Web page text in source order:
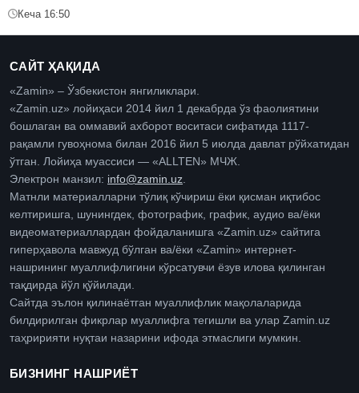
Кеча 16:50
САЙТ ҲАҚИДА
«Zamin» – Ўзбекистон янгиликлари.
«Zamin.uz» лойиҳаси 2014 йил 1 декабрда ўз фаолиятини
бошлаган ва оммавий ахборот воситаси сифатида 1117-
рақамли гувоҳнома билан 2016 йил 5 июлда давлат рўйхатидан
ўтган. Лойиҳа муассиси — «ALLTEN» МЧЖ.
Электрон манзил: info@zamin.uz
Матнли материалларни тўлиқ кўчириш ёки қисман иқтибос
келтиришга, шунингдек, фотографик, график, аудио ва/ёки
видеоматериаллардан фойдаланишга «Zamin.uz» сайтига
гиперҳавола мавжуд бўлган ва/ёки «Zamin» интернет-
нашрининг муаллифлигини кўрсатувчи ёзув илова қилинган
тақдирда йўл қўйилади.
Сайтда эълон қилинаётган муаллифлик мақолаларида
билдирилган фикрлар муаллифга тегишли ва улар Zamin.uz
таҳририяти нуқтаи назарини ифода этмаслиги мумкин.
БИЗНИНГ НАШРИЁТ